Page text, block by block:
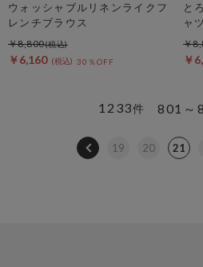
ウォッシャブルリネンライクフ
レンチブラウス
￥6,160 30％OFF
￥8,800
と
ャツ
￥
￥
801～
1233件
19 20 21